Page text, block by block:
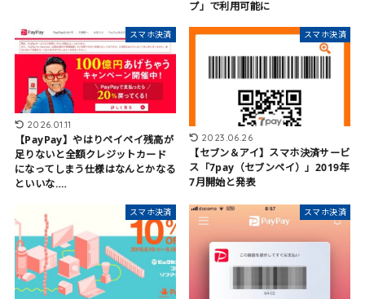
プ」で利用可能に
スマホ決済
2026.01.11
【PayPay】やはりペイペイ残高が
足りないと全額クレジットカード
になってしまう仕様はなんとかなる
といいな‥‥
スマホ決済
2023.06.26
【セブン＆アイ】スマホ決済サービ
ス「7pay（セブンペイ）」2019年
7月開始と発表
スマホ決済 スマホ決済